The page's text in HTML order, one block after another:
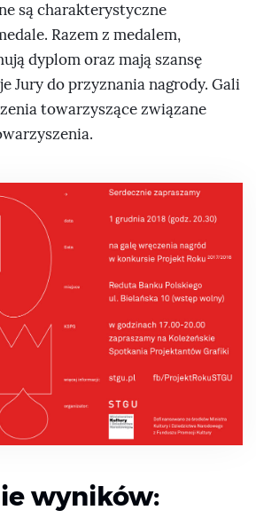
są charakterystyczne
Razem z medalem,
dyplom oraz mają szansę
Jury do przyznania nagrody. Gali
towarzyszące związane
wyników: